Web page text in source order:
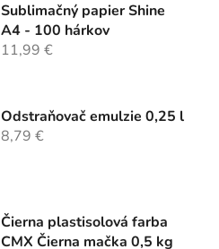
Sublimačný papier Shine
A4 - 100 hárkov
11,99 €
Odstraňovač emulzie 0,25 l
8,79 €
Čierna plastisolová farba
CMX Čierna mačka 0,5 kg